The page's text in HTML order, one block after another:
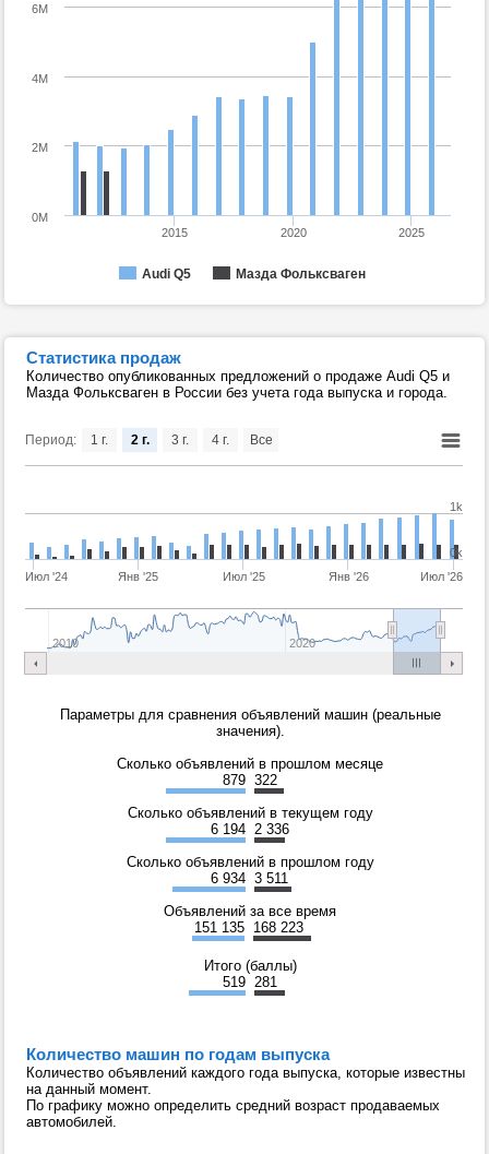
Audi Q5 Мазда Фольксваген
2015 2020 2025
0M
2M
4M
6M
Статистика продаж
Количество опубликованных предложений о продаже Audi Q5 и
Мазда Фольксваген в России без учета года выпуска и города.
Период:
Июл '24 Янв '25 Июл '25 Янв '26 Июл '26
2010 2020
0k
1k
1 г. 2 г. 3 г. 4 г. Все
Параметры для сравнения объявлений машин (реальные
значения).
Сколько объявлений в прошлом месяце
879 322
Сколько объявлений в текущем году
6 194 2 336
Сколько объявлений в прошлом году
6 934 3 511
Объявлений за все время
151 135 168 223
Итого (баллы)
519 281
Количество машин по годам выпуска
Количество объявлений каждого года выпуска, которые известны
на данный момент.
По графику можно определить средний возраст продаваемых
автомобилей.